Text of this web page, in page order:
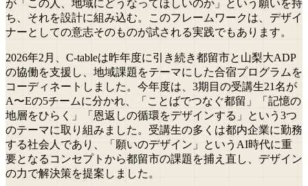
が「この人、地域にどうなってほしいのか」という願いを持
ち、それを設計に組み込む。このフレームワークは、デザイ
ナーとしての意志そのものが試される実践でもあります。
2026年2月、C-tableは昨年度に引き続き都留市と山梨大ADP
の協働を支援し、地域課題をテーマにした合宿プログラムを
コーディネートしました。今年度は、3期目の受講生21名が
A〜Eの5チームに分かれ、「ことばでつなぐ都留」「記憶の
地層をひらく」「恩返しの循環をデザインする」という3つ
のテーマに取り組みました。受講生の多くは都内企業に勤務
する社会人であり、「願いのデザイン」というAI時代に重
要となるコンセプトから都留市の課題を捕え直し、デザイン
の力で解決策を提案しました。